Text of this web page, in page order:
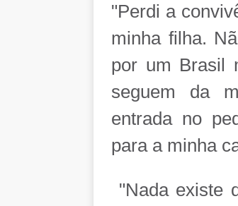
"Perdi a
minha filha.
por um Brasil
seguem da
entrada no
para a minha
"Nada existe